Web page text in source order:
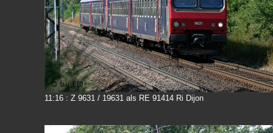
11:16 : Z 9631 / 19631 als RE 91414 Ri Dijon